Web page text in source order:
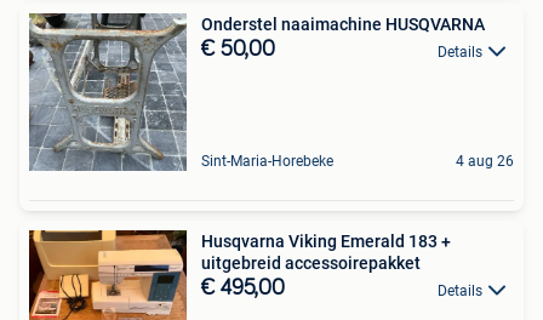
Onderstel naaimachine HUSQVARNA
€ 50,00 Details
Sint-Maria-Horebeke 4 aug 26
Husqvarna Viking Emerald 183 +
uitgebreid accessoirepakket
€ 495,00 Details